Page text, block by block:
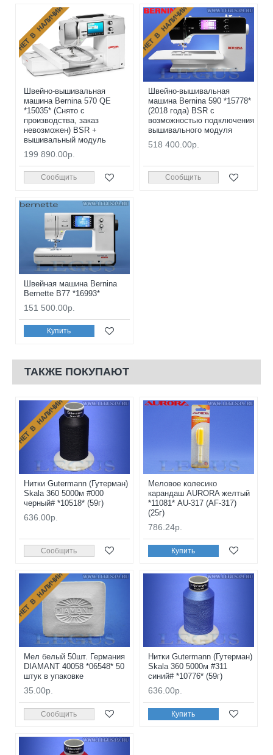
НЕТ В НАЛИЧИИ
Швейно-вышивальная
машина Bernina 570 QE
*15035* (Снято с
производства, заказ
невозможен) BSR +
вышивальный модуль
199 890.00р.
Сообщить
НЕТ В НАЛИЧИИ
Швейно-вышивальная
машина Bernina 590 *15778*
(2018 года) BSR с
возможностью подключения
вышивального модуля
518 400.00р.
Сообщить
Швейная машина Bernina
Bernette B77 *16993*
151 500.00р.
Купить
ТАКЖЕ ПОКУПАЮТ
НЕТ В НАЛИЧИИ
Нитки Gutermann (Гутерман)
Skala 360 5000м #000
черный# *10518* (59г)
636.00р.
Сообщить
Меловое колесико
карандаш AURORA желтый
*11081* AU-317 (AF-317)
(25г)
786.24р.
Купить
НЕТ В НАЛИЧИИ
Мел белый 50шт. Германия
DIAMANT 40058 *06548* 50
штук в упаковке
35.00р.
Сообщить
Нитки Gutermann (Гутерман)
Skala 360 5000м #311
синий# *10776* (59г)
636.00р.
Купить